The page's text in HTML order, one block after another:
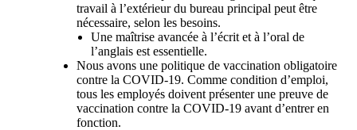
travail à l’extérieur du bureau principal peut être
nécessaire, selon les besoins.
Une maîtrise avancée à l’écrit et à l’oral de
l’anglais est essentielle.
Nous avons une politique de vaccination obligatoire
contre la COVID-19. Comme condition d’emploi,
tous les employés doivent présenter une preuve de
vaccination contre la COVID-19 avant d’entrer en
fonction.